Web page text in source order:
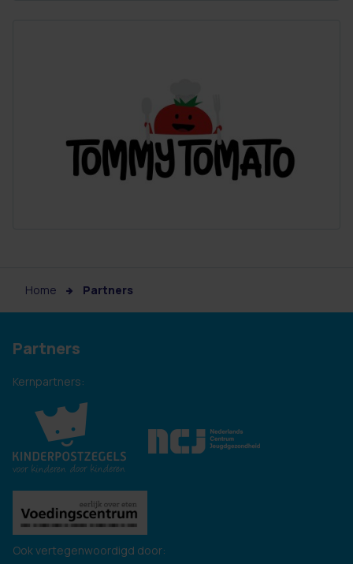
Home Partners
Partners
Kernpartners:
Ook vertegenwoordigd door: